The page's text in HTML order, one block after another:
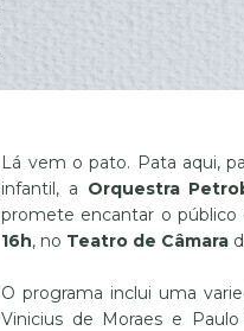
Lá vem o pato. Pata aqui,
infantil, a Orquestra
promete encantar o público
16h, no Teatro de Câmara
O programa inclui uma
Vinicius de Moraes e